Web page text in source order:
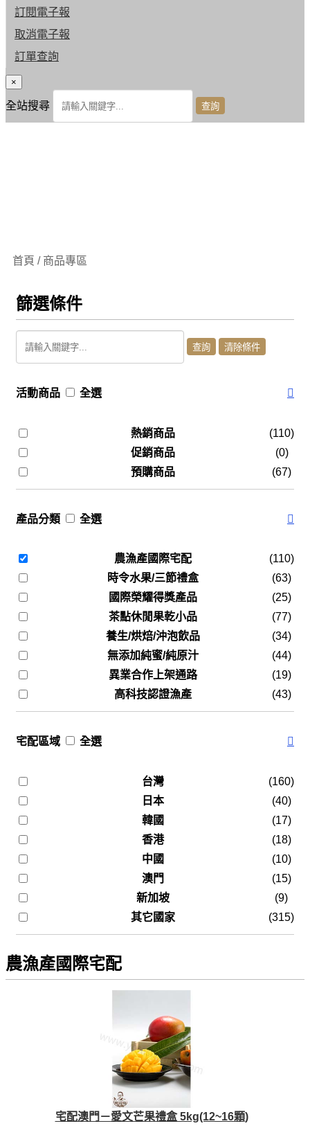
訂閱電子報
取消電子報
訂單查詢
×
全站搜尋
首頁 / 商品專區
篩選條件
活動商品 全選
熱銷商品
(110)
促銷商品
(0)
預購商品
(67)
產品分類 全選
農漁產國際宅配
(110)
時令水果/三節禮盒
(63)
國際榮耀得獎產品
(25)
茶點休閒果乾小品
(77)
養生/烘焙/沖泡飲品
(34)
無添加純蜜/純原汁
(44)
異業合作上架通路
(19)
高科技認證漁產
(43)
宅配區域 全選
台灣
(160)
日本
(40)
韓國
(17)
香港
(18)
中國
(10)
澳門
(15)
新加坡
(9)
其它國家
(315)
農漁產國際宅配
宅配澳門－愛文芒果禮盒 5kg(12~16顆)